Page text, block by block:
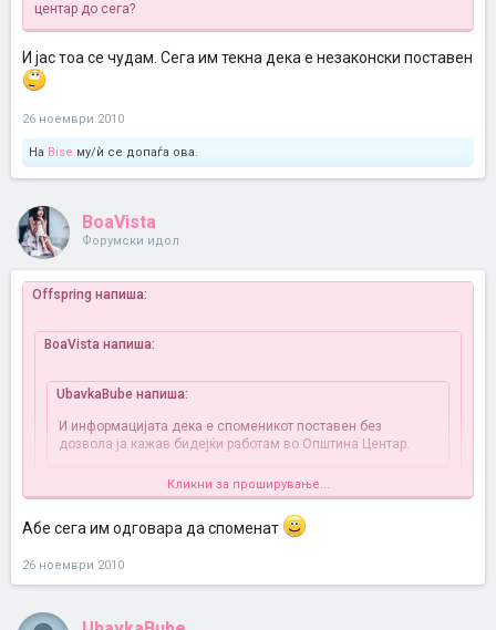
центар до сега?
И јас тоа се чудам. Сега им текна дека е незаконски поставен
26 ноември 2010
На Bise му/ѝ се допаѓа ова.
BoaVista
Форумски идол
Offspring напиша:
BoaVista напиша:
UbavkaBube напиша:
И информацијата дека е споменикот поставен без
дозвола ја кажав бидејќи работам во Општина Центар.
Ако споменикот е поставен без дозвола, тоагаш каде биле
на центар до сега?
И јас тоа се чудам. Сега им текна дека е незаконски поставен
Кликни за проширување...
Абе сега им одговара да споменат
26 ноември 2010